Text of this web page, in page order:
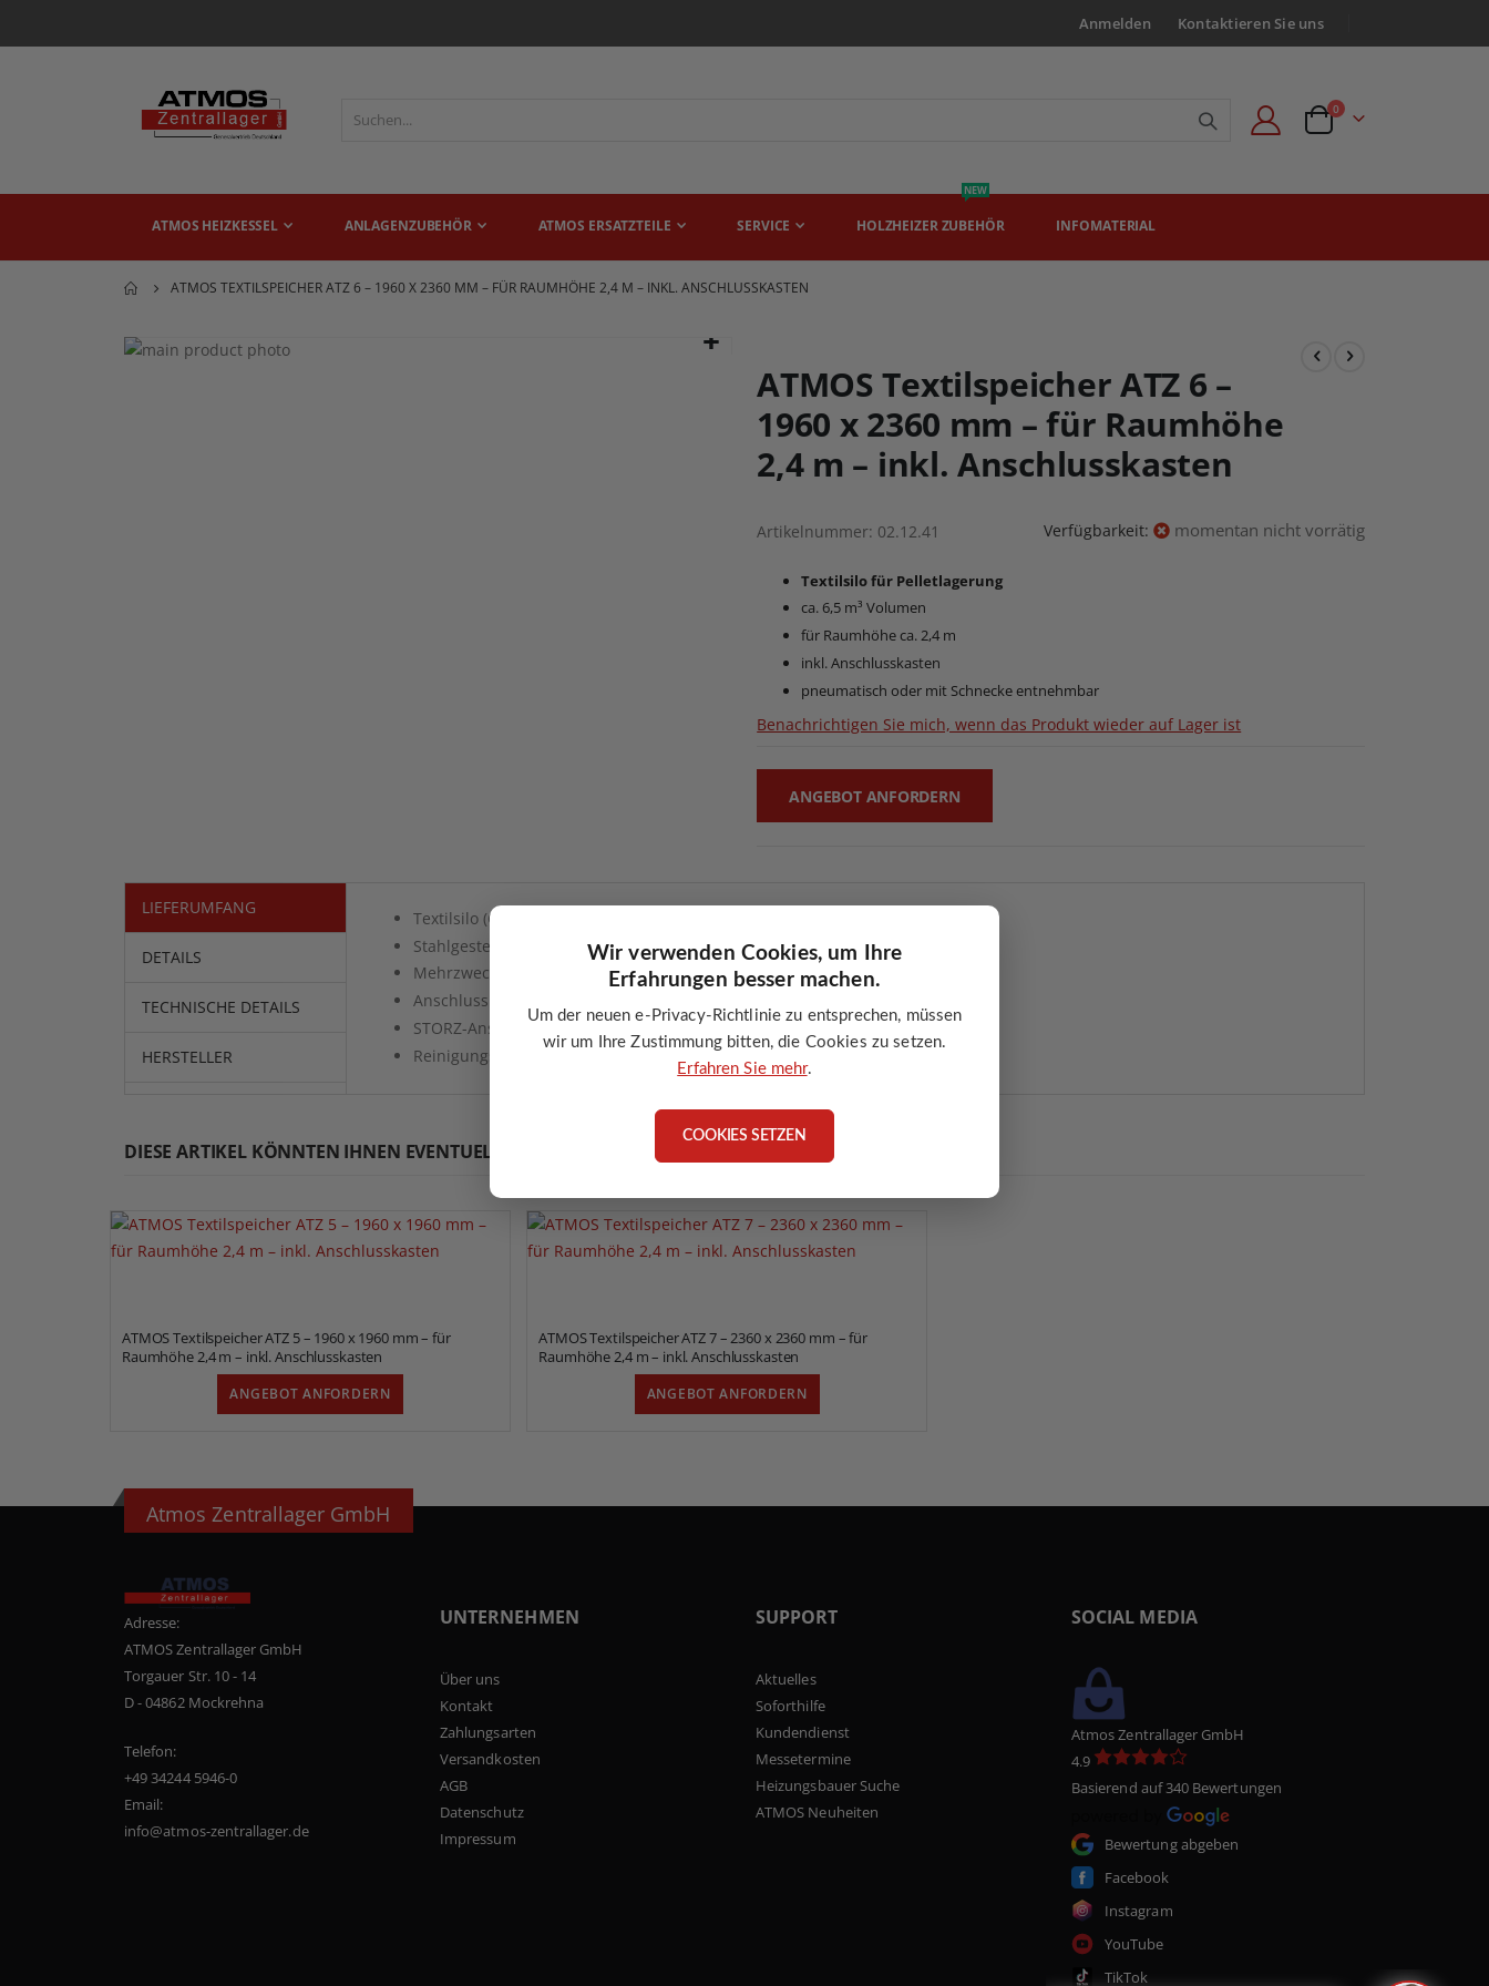
Wir verwenden Cookies, um Ihre
Erfahrungen besser machen.
Um der neuen e-Privacy-Richtlinie zu entsprechen, müssen
wir um Ihre Zustimmung bitten, die Cookies zu setzen.
Erfahren Sie mehr.
COOKIES SETZEN
Anmelden Kontaktieren Sie uns
Angebotsanfrage
0 Artikel
ATMOS HEIZKESSEL ANLAGENZUBEHÖR ATMOS ERSATZTEILE SERVICE HOLZHEIZER ZUBEHÖR
NEW
INFOMATERIAL
ATMOS TEXTILSPEICHER ATZ 6 – 1960 X 2360 MM – FÜR RAUMHÖHE 2,4 M – INKL. ANSCHLUSSKASTEN
Zum
ATMOS Textilspeicher ATZ 6 –
1960 x 2360 mm – für Raumhöhe
2,4 m – inkl. Anschlusskasten
Artikelnummer 02.12.41 Verfügbarkeit: momentan nicht vorrätig
Textilsilo für Pelletlagerung
ca. 6,5 m³ Volumen
für Raumhöhe ca. 2,4 m
inkl. Anschlusskasten
pneumatisch oder mit Schnecke entnehmbar
Benachrichtigen Sie mich, wenn das Produkt wieder auf Lager ist
ANGEBOT ANFORDERN
LIEFERUMFANG
DETAILS
TECHNISCHE DETAILS
HERSTELLER
Textilsilo (Gewebesack)
Stahlgestell (zerlegt zur Montage)
Mehrzweckbehälter (integriert)
Anschlusskasten für Schnecke oder Ansaugung
STORZ-Anschlüsse für Befüllung
Reinigungsöffnung und Verschlusssystem
DIESE ARTIKEL KÖNNTEN IHNEN EVENTUELL AUCH GEFALLEN!
ATMOS Textilspeicher ATZ 5 – 1960 x 1960 mm – für
Raumhöhe 2,4 m – inkl. Anschlusskasten
ANGEBOT ANFORDERN
ATMOS Textilspeicher ATZ 7 – 2360 x 2360 mm – für
Raumhöhe 2,4 m – inkl. Anschlusskasten
ANGEBOT ANFORDERN
Atmos Zentrallager GmbH
Adresse:
ATMOS Zentrallager GmbH
Torgauer Str. 10 - 14
D - 04862 Mockrehna
Telefon:
+49 34244 5946-0
Email:
info@atmos-zentrallager.de
UNTERNEHMEN
Über uns
Kontakt
Zahlungsarten
Versandkosten
AGB
Datenschutz
Impressum
SUPPORT
Aktuelles
Soforthilfe
Kundendienst
Messetermine
Heizungsbauer Suche
ATMOS Neuheiten
SOCIAL MEDIA
Atmos Zentrallager GmbH
4.9
Basierend auf 340 Bewertungen
Bewertung abgeben
Facebook
Instagram
YouTube
TikTok